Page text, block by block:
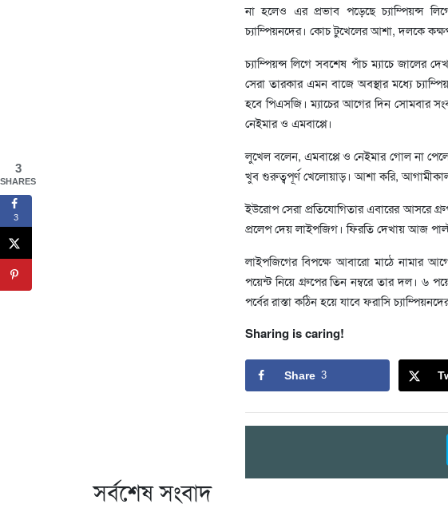
না হলেও এর প্রভাব পড়েছে চ্যাম্পিয়ন্স
চ্যাম্পিয়নদের। কোচ টুখেলের আশা, দলকে
চ্যাম্পিয়ন্স লিগে সবশেষ পাঁচ ম্যাচে জালের
সেরা তারকার এমন বাজে অবস্থার মধ্যে
হবে পিএসজি। ম্যাচের আগের দিন সোমবার
নেইমার ও এমবাপ্পে।
লুখেল বলেন, এমবাপ্পে ও নেইমার গোল না
খুব গুরুত্বপূর্ণ খেলোয়াড়। আশা করি,
ইউরোপ সেরা প্রতিযোগিতার এবারের আসরে
প্রলেপ দেয় লাইপজিগ। ফিরতি দেখায় আজ
লাইপজিগের বিপক্ষে আবারো মাঠে নামার
পয়েন্ট নিয়ে গ্রুপের তিন নম্বরে তার দল। ৬
পর্বের রাস্তা কঠিন হয়ে যাবে ফরাসি
Sharing is caring!
Share 3
সর্বশেষ সংবাদ
3
SHARES
3